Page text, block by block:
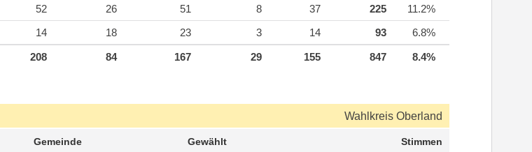
52 26 51 8 37 225
11.2%
14 18 23 3 14 93 6.8%
208 84 167 29 155 847 8.4%
Wahlkreis Oberland
Gemeinde Gewählt Stimmen